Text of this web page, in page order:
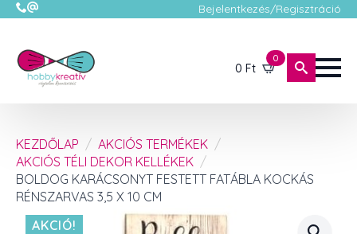
Bejelentkezés/Regisztráció
0 Ft
0
KEZDŐLAP
AKCIÓS TERMÉKEK
AKCIÓS TÉLI DEKOR KELLÉKEK
BOLDOG KARÁCSONYT FESTETT FATÁBLA KOCKÁS
RÉNSZARVAS 3,5 X 10 CM
AKCIÓ!